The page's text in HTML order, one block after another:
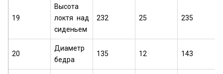
19
Высота
локтя над
сиденьем
232 25 235
20
Диаметр
бедра
135 12 143